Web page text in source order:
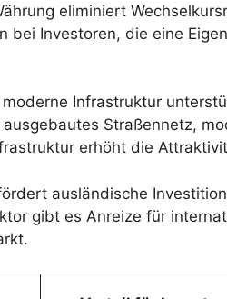
eliminiert
bei Investoren, die eine
Infrastruktur
Straßennetz,
erhöht die
ausländische
gibt es Anreize für